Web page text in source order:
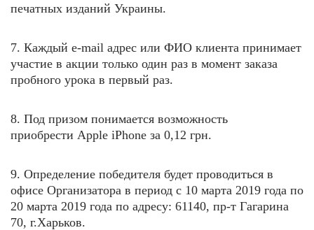
печатных изданий Украины.
7. Каждый e-mail адрес или ФИО клиента принимает
участие в акции только один раз в момент заказа
пробного урока в первый раз.
8. Под призом понимается возможность
приобрести Apple iPhone за 0,12 грн.
9. Определение победителя будет проводиться в
офисе Организатора в период с 10 марта 2019 года по
20 марта 2019 года по адресу: 61140, пр-т Гагарина
70, г.Харьков.